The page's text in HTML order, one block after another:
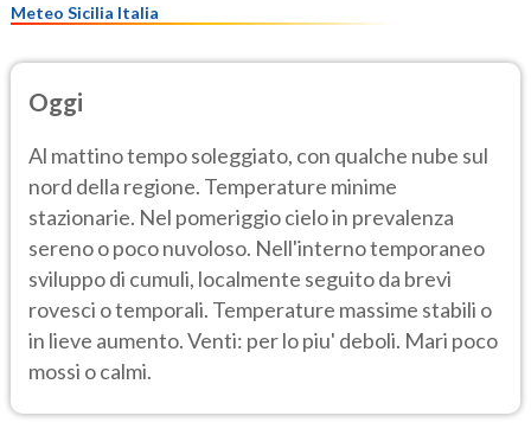
Meteo Sicilia Italia
Oggi
Al mattino tempo soleggiato, con qualche nube sul
nord della regione. Temperature minime
stazionarie. Nel pomeriggio cielo in prevalenza
sereno o poco nuvoloso. Nell'interno temporaneo
sviluppo di cumuli, localmente seguito da brevi
rovesci o temporali. Temperature massime stabili o
in lieve aumento. Venti: per lo piu' deboli. Mari poco
mossi o calmi.